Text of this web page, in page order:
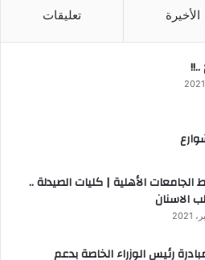
الأخيرة تعليقات
..!!
الجامعات الأهلية | كليات الصيدلة ..
الاسنان
رئيس الوزراء الخاصة بدعم